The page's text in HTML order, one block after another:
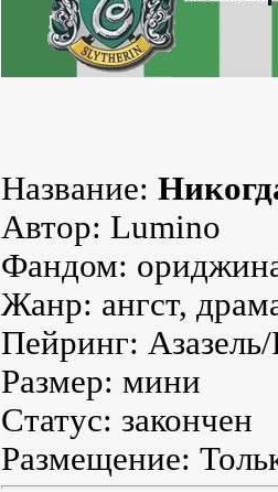
Название:
Автор: Lumino
Фандом:
Жанр: ангст,
Пейринг: Азазель/
Размер: мини
Статус: закончен
Размещение: